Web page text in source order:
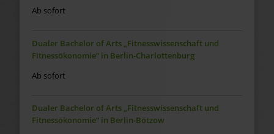
Ab sofort
Dualer Bachelor of Arts „Fitnesswissenschaft und
Fitnessökonomie“ in Berlin-Charlottenburg
Ab sofort
Dualer Bachelor of Arts „Fitnesswissenschaft und
Fitnessökonomie“ in Berlin-Bötzow